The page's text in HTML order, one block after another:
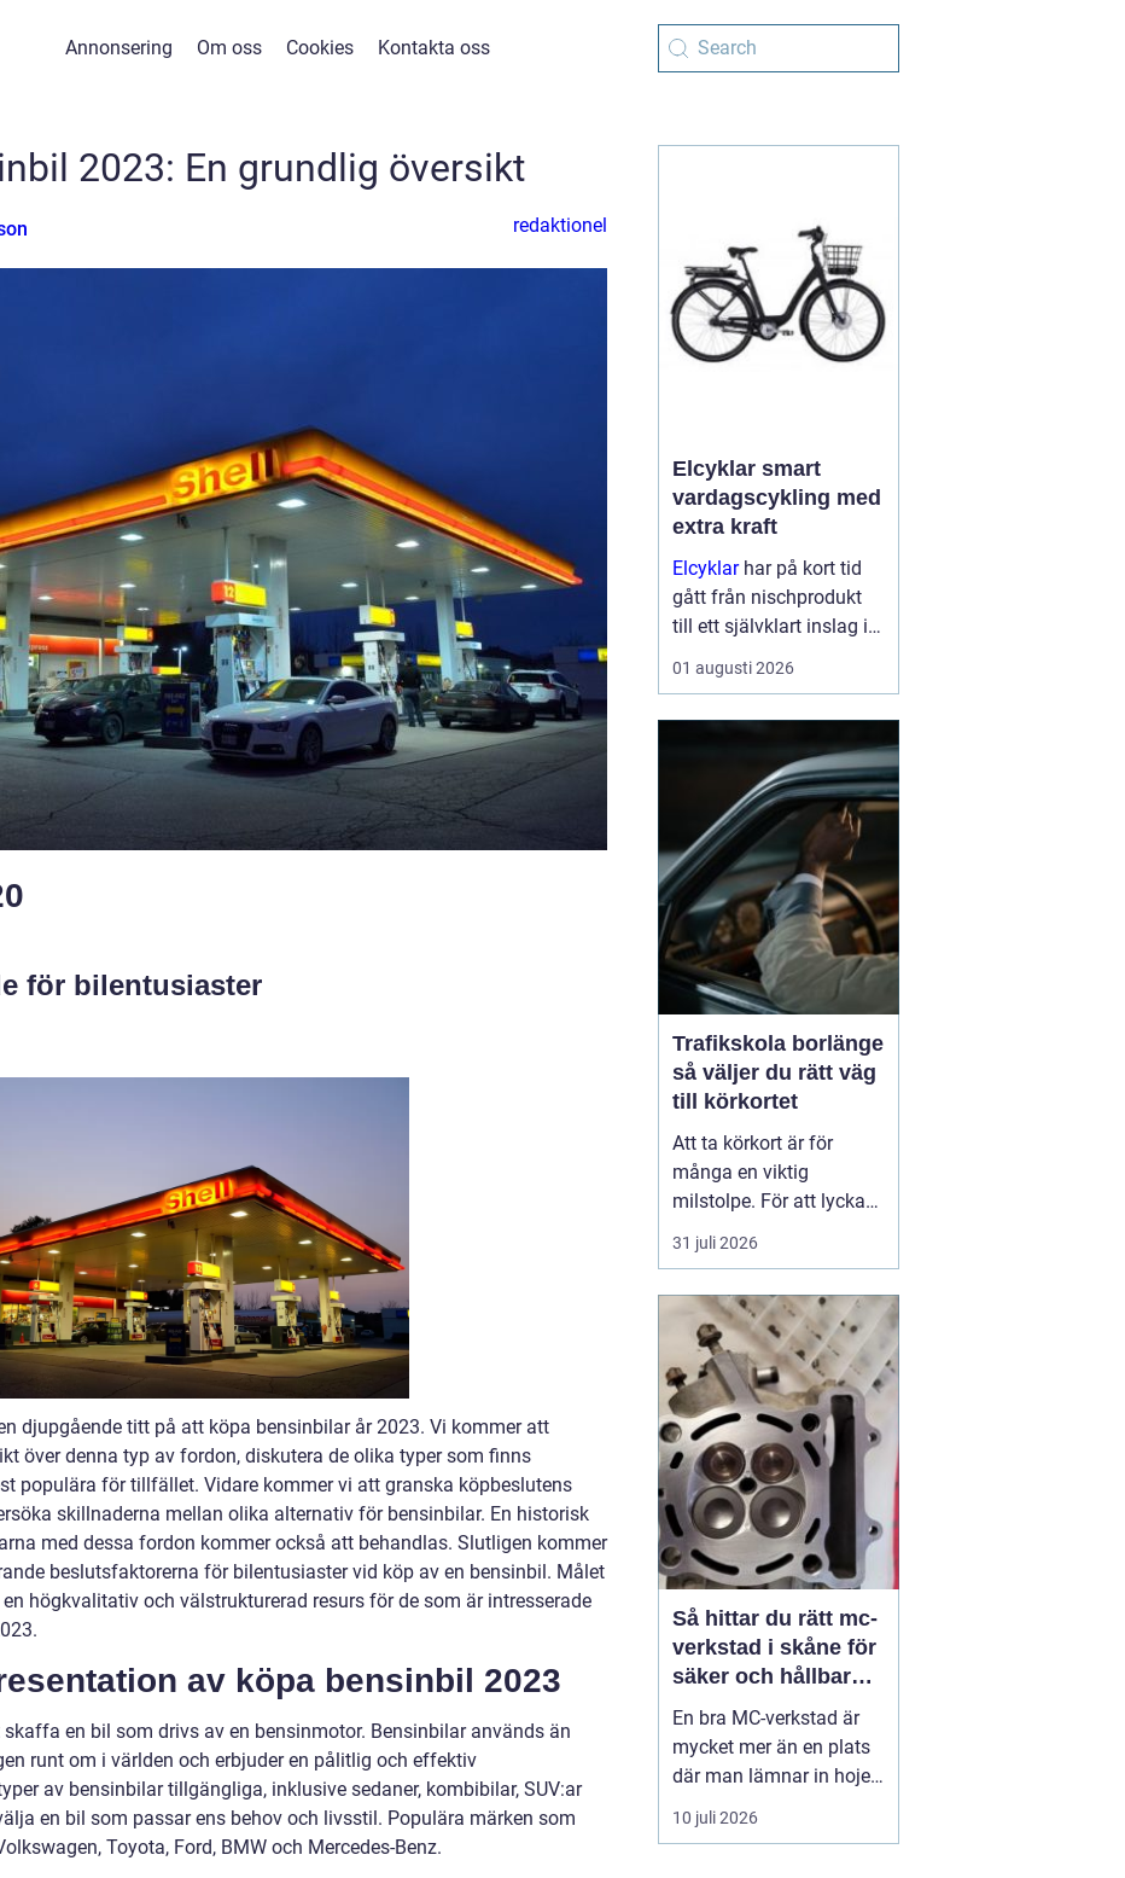
Annonsering Om oss Cookies Kontakta oss
2023: En grundlig översikt
redaktionel
för bilentusiaster
djupgående titt på att köpa bensinbilar år 2023. Vi kommer att
över denna typ av fordon, diskutera de olika typer som finns
populära för tillfället. Vidare kommer vi att granska köpbeslutens
skillnaderna mellan olika alternativ för bensinbilar. En historisk
med dessa fordon kommer också att behandlas. Slutligen kommer
beslutsfaktorerna för bilentusiaster vid köp av en bensinbil. Målet
högkvalitativ och välstrukturerad resurs för de som är intresserade
av köpa bensinbil 2023
en bil som drivs av en bensinmotor. Bensinbilar används än
runt om i världen och erbjuder en pålitlig och effektiv
av bensinbilar tillgängliga, inklusive sedaner, kombibilar, SUV:ar
en bil som passar ens behov och livsstil. Populära märken som
Toyota, Ford, BMW och Mercedes-Benz.
Elcyklar smart
vardagscykling med
extra kraft
Elcyklarhar på kort tid
gått från nischprodukt
till ett självklart inslag i
många städer och
samhällen.
elassistans gör det
enklare att välja cykeln i
01 augusti 2026
Trafikskola borlänge
så väljer du rätt väg
till körkortet
Att ta körkort är för
många en viktig
milstolpe. För att lyckas
på ett tryggt och
effektivt sätt spelar valet
Den som söker en
Trafikskola Borlänge
möter i dag många
alternativ, med a...
31 juli 2026
Så hittar du rätt mc-
verkstad i skåne för
säker och hållbar
körning
En bra MC-verkstad är
mycket mer än en plats
där man lämnar in hojen
när något går sönder.
För många förare i
10 juli 2026